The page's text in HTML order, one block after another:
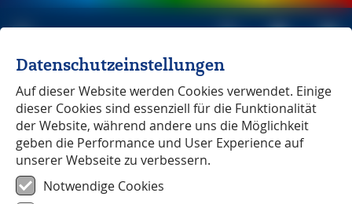
Michael Müller Verlag unabhängig seit 1979
Kykladen
Datenschutzeinstellungen
Auf dieser Website werden Cookies verwendet. Einige
dieser Cookies sind essenziell für die Funktionalität
der Website, während andere uns die Möglichkeit
geben die Performance und User Experience auf
unserer Webseite zu verbessern.
Notwendige Cookies